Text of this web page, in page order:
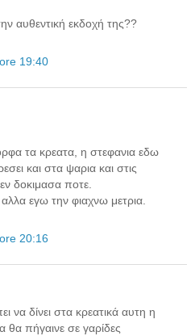
αυθεντική εκδοχή της??
19:40
τα κρεατα, η στεφανια εδω
και στα ψαρια και στις
δοκιμασα ποτε.
εγω την φιαχνω μετρια.
20:16
να δίνει στα κρεατικά αυτη η
θα πήγαινε σε γαρίδες